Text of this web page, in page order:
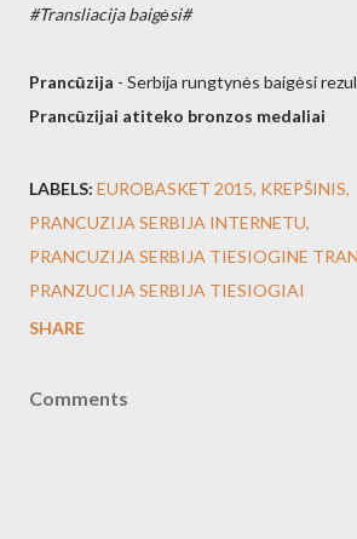
#Transliacija baigėsi#
Prancūzija - Serbija rungtynės baigėsi
Prancūzijai atiteko bronzos medaliai
LABELS: EUROBASKET 2015 KREPŠINIS
PRANCUZIJA SERBIJA INTERNETU
PRANCUZIJA SERBIJA TIESIOGINE
PRANZUCIJA SERBIJA TIESIOGIAI
SHARE
Comments